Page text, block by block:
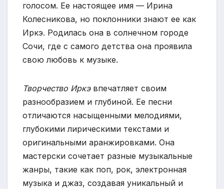
голосом. Ее настоящее имя — Ирина
Колесникова, но поклонники знают ее как
Иркэ. Родилась она в солнечном городе
Сочи, где с самого детства она проявила
свою любовь к музыке.
Творчество Иркэвпечатляет своим
разнообразием и глубиной. Ее песни
отличаются насыщенными мелодиями,
глубокими лирическими текстами и
оригинальными аранжировками. Она
мастерски сочетает разные музыкальные
жанры, такие как поп, рок, электронная
музыка и джаз, создавая уникальный и